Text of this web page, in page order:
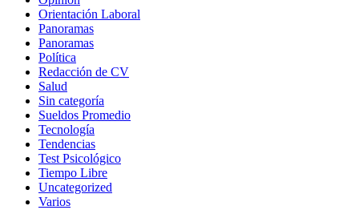
Orientación Laboral
Panoramas
Panoramas
Política
Redacción de CV
Salud
Sin categoría
Sueldos Promedio
Tecnología
Tendencias
Test Psicológico
Tiempo Libre
Uncategorized
Varios